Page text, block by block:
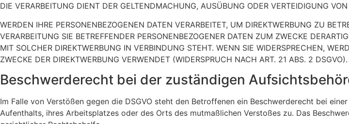
DIE VERARBEITUNG DIENT DER GELTENDMACHUNG, AUSÜBUNG ODER VERTEIDIGUNG
WERDEN IHRE PERSONENBEZOGENEN DATEN VERARBEITET, UM DIREKTWERBUNG ZU
VERARBEITUNG SIE BETREFFENDER PERSONENBEZOGENER DATEN ZUM ZWECKE
MIT SOLCHER DIREKTWERBUNG IN VERBINDUNG STEHT. WENN SIE WIDERSPRECHEN,
ZWECKE DER DIREKTWERBUNG VERWENDET (WIDERSPRUCH NACH ART. 21 ABS. 2 DSGVO).
Beschwerde­recht bei der zuständigen
Im Falle von Verstößen gegen die DSGVO steht den Betroffenen ein Beschwerderecht bei
Aufenthalts, ihres Arbeitsplatzes oder des Orts des mutmaßlichen Verstoßes zu. Das